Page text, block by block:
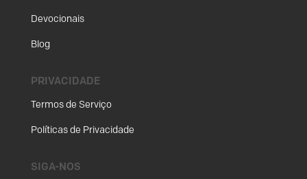
Devocionais
Blog
PRIVACIDADE
Termos de Serviço
Políticas de Privacidade
SIGA-NOS